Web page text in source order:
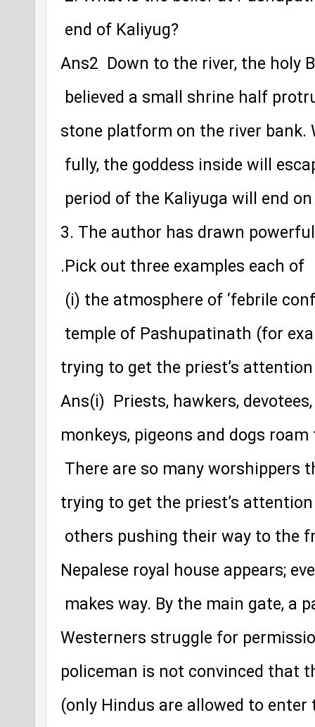
end of Kaliyug?
Ans2  Down to the river, the holy
believed a small shrine half
stone platform on the river bank.
fully, the goddess inside will
period of the Kaliyuga will end
3. The author has drawn
.Pick out three examples each of
(i) the atmosphere of ‘febrile
temple of Pashupatinath (for
trying to get the priest’s
Ans(i)  Priests, hawkers,
monkeys, pigeons and dogs
There are so many worshippers
trying to get the priest’s
others pushing their way to the
Nepalese royal house appears;
makes way. By the main gate, a
Westerners struggle for
policeman is not convinced that
(only Hindus are allowed to